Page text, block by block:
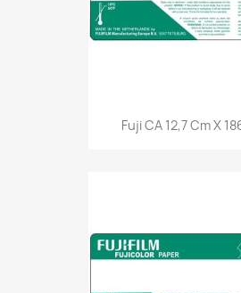
Fuji CA 12,7 Cm X